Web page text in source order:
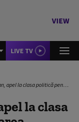
VIEW
LIVE TV
adoptarea pachetelor de măsuri: Nu există altă soluție; Nu-i o problemă că voi ieși prost
la clasa